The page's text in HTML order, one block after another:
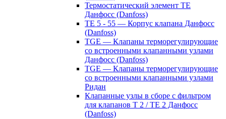
Термостатический элемент TE
Данфосс (Danfoss)
TE 5 - 55 — Корпус клапана Данфосс
(Danfoss)
TGE — Клапаны терморегулирующие
со встроенными клапанными узлами
Данфосс (Danfoss)
TGE — Клапаны терморегулирующие
со встроенными клапанными узлами
Ридан
Клапанные узлы в сборе с фильтром
для клапанов T 2 / TE 2 Данфосс
(Danfoss)